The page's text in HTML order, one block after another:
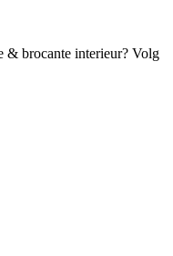
& brocante interieur? Volg